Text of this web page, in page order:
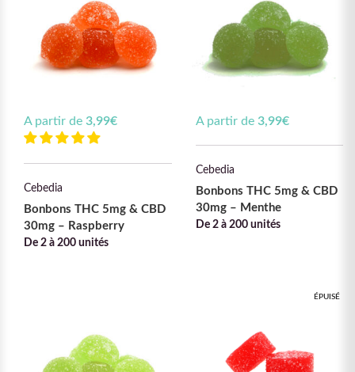
A partir de 3,99€
Cebedia
Bonbons THC 5mg & CBD
30mg – Raspberry
De 2 à 200 unités
A partir de 3,99€
Cebedia
Bonbons THC 5mg & CBD
30mg – Menthe
De 2 à 200 unités
ÉPUISÉ